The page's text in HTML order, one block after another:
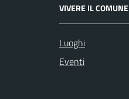
VIVERE IL COMUNE
Luoghi
Eventi